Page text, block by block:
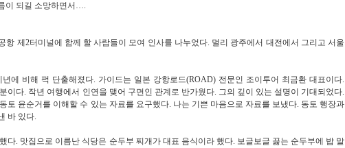
이 되길 소망하면서 ….
항 제 2터미널에 함께 할 사람들이 모여 인사를 나누었다. 멀리 광주에서 대전에서 그리고 서울
년에 비해 퍽 단출해졌다. 가이드는 일본 강항로드(ROAD) 전문인 조이투어 최금환 대표이다.
이다. 작년 여행에서 인연을 맺어 구면인 관계로 반가웠다. 그의 깊이 있는 설명이 기대되었다.
토 윤순거를 이해할 수 있는 자료를 요구했다. 나는 기쁜 마음으로 자료를 보냈다. 동토 행장과
바 있다.
다. 맛집으로 이름난 식당은 순두부 찌개가 대표 음식이라 했다. 보글보글 끓는 순두부에 밥 말